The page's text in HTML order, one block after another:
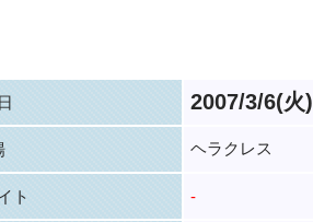
2007/3/6(火)
ヘラクレス
ト -